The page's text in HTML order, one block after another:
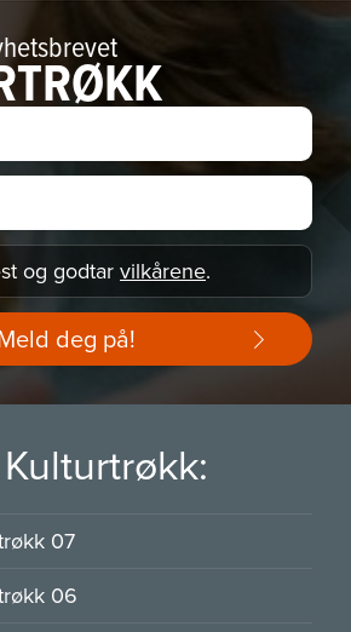
og godtarvilkårene.
deg på!
07
06